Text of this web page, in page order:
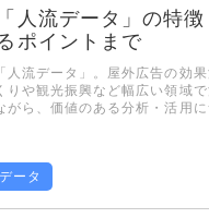
人流データ」の特徴
ポイントまで
人流データ」。屋外広告の効果
りや観光振興など幅広い領域
がら、価値のある分析・活用
ータ